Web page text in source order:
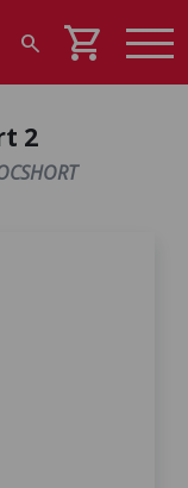
search shopping_cart
2